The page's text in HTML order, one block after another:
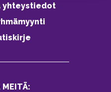
yhteystiedot
MEITÄ: